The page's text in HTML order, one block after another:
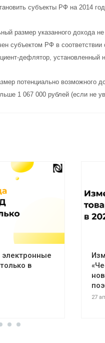
субъекты РФ на 2014
размер указанного дохода
субъектом РФ в соответствии
дефлятор, установленный
потенциально возможного
1 067 000 рублей (если не
в
27